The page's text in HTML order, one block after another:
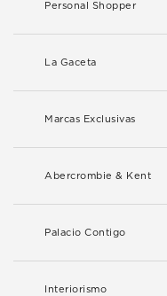
Personal Shopper
La Gaceta
Marcas Exclusivas
Abercrombie & Kent
Palacio Contigo
Interiorismo